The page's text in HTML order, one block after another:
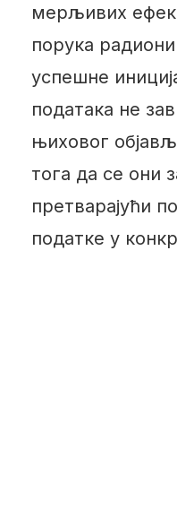
мерљивих
порука
успешне
података не
њиховог
тога да се они
претварајући
податке у